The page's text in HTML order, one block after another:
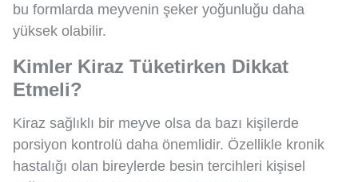
bu formlarda meyvenin şeker yoğunluğu daha
yüksek olabilir.
Kimler Kiraz Tüketirken Dikkat
Etmeli?
Kiraz sağlıklı bir meyve olsa da bazı kişilerde
porsiyon kontrolü daha önemlidir. Özellikle kronik
hastalığı olan bireylerde besin tercihleri kişisel